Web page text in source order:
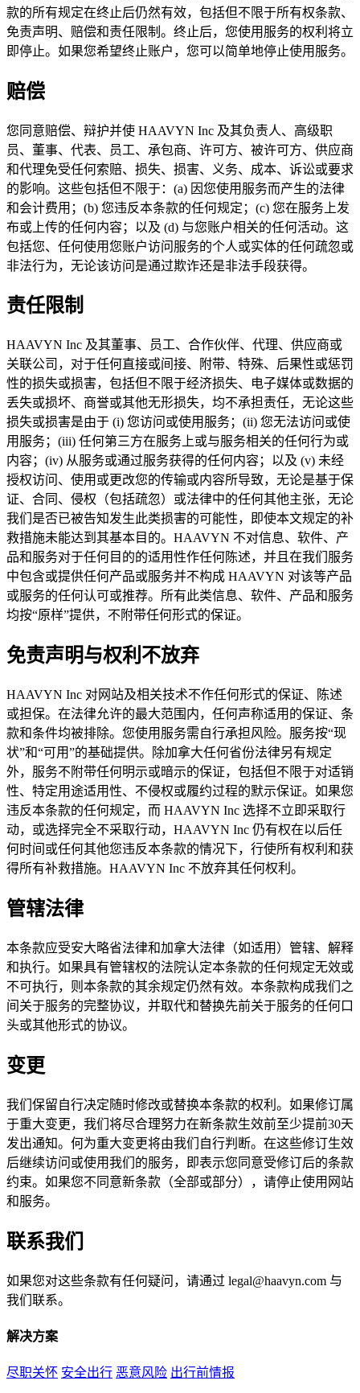
款的所有规定在终止后仍然有效，包括但不限于所有权条款、
免责声明、赔偿和责任限制。终止后，您使用服务的权利将立
即停止。如果您希望终止账户，您可以简单地停止使用服务。
赔偿
您同意赔偿、辩护并使 HAAVYN Inc 及其负责人、高级职
员、董事、代表、员工、承包商、许可方、被许可方、供应商
和代理免受任何索赔、损失、损害、义务、成本、诉讼或要求
的影响。这些包括但不限于：(a) 因您使用服务而产生的法律
和会计费用；(b) 您违反本条款的任何规定；(c) 您在服务上发
布或上传的任何内容；以及 (d) 与您账户相关的任何活动。这
包括您、任何使用您账户访问服务的个人或实体的任何疏忽或
非法行为，无论该访问是通过欺诈还是非法手段获得。
责任限制
HAAVYN Inc 及其董事、员工、合作伙伴、代理、供应商或
关联公司，对于任何直接或间接、附带、特殊、后果性或惩罚
性的损失或损害，包括但不限于经济损失、电子媒体或数据的
丢失或损坏、商誉或其他无形损失，均不承担责任，无论这些
损失或损害是由于 (i) 您访问或使用服务；(ii) 您无法访问或使
用服务；(iii) 任何第三方在服务上或与服务相关的任何行为或
内容；(iv) 从服务或通过服务获得的任何内容；以及 (v) 未经
授权访问、使用或更改您的传输或内容所导致，无论是基于保
证、合同、侵权（包括疏忽）或法律中的任何其他主张，无论
我们是否已被告知发生此类损害的可能性，即使本文规定的补
救措施未能达到其基本目的。HAAVYN 不对信息、软件、产
品和服务对于任何目的的适用性作任何陈述，并且在我们服务
中包含或提供任何产品或服务并不构成 HAAVYN 对该等产品
或服务的任何认可或推荐。所有此类信息、软件、产品和服务
均按“原样”提供，不附带任何形式的保证。
免责声明与权利不放弃
HAAVYN Inc 对网站及相关技术不作任何形式的保证、陈述
或担保。在法律允许的最大范围内，任何声称适用的保证、条
款和条件均被排除。您使用服务需自行承担风险。服务按“现
状”和“可用”的基础提供。除加拿大任何省份法律另有规定
外，服务不附带任何明示或暗示的保证，包括但不限于对适销
性、特定用途适用性、不侵权或履约过程的默示保证。如果您
违反本条款的任何规定，而 HAAVYN Inc 选择不立即采取行
动，或选择完全不采取行动，HAAVYN Inc 仍有权在以后任
何时间或任何其他您违反本条款的情况下，行使所有权利和获
得所有补救措施。HAAVYN Inc 不放弃其任何权利。
管辖法律
本条款应受安大略省法律和加拿大法律（如适用）管辖、解释
和执行。如果具有管辖权的法院认定本条款的任何规定无效或
不可执行，则本条款的其余规定仍然有效。本条款构成我们之
间关于服务的完整协议，并取代和替换先前关于服务的任何口
头或其他形式的协议。
变更
我们保留自行决定随时修改或替换本条款的权利。如果修订属
于重大变更，我们将尽合理努力在新条款生效前至少提前30天
发出通知。何为重大变更将由我们自行判断。在这些修订生效
后继续访问或使用我们的服务，即表示您同意受修订后的条款
约束。如果您不同意新条款（全部或部分），请停止使用网站
和服务。
联系我们
如果您对这些条款有任何疑问，请通过 legal@haavyn.com 与
我们联系。
解决方案
尽职关怀 安全出行 恶意风险 出行前情报